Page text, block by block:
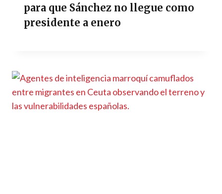
para que Sánchez no llegue como
presidente a enero